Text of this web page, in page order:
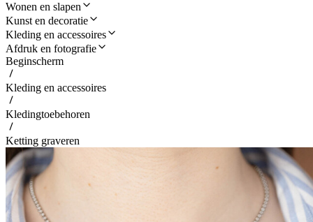
Wonen en slapen
Kunst en decoratie
Kleding en accessoires
Afdruk en fotografie
Beginscherm
Kleding en accessoires
Kledingtoebehoren
Ketting graveren